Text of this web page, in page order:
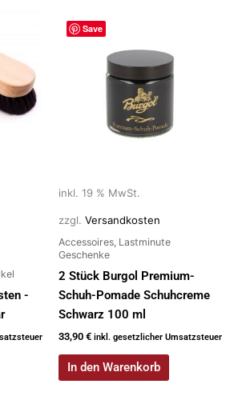
-
Save
inkl. 19 % MwSt.
zzgl. Versandkosten
Accessoires, Lastminute
Geschenke
2 Stück Burgol Premium-
Schuh-Pomade Schuhcreme
Schwarz 100 ml
33,90 € inkl. gesetzlicher Umsatzsteuer
In den Warenkorb